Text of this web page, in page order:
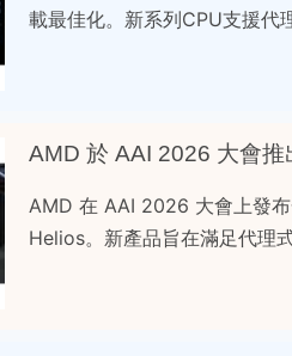
載最佳化。新系列CPU支援代
AMD 於 AAI 2026 大會
AMD 在 AAI 2026 大會上發
Helios。新產品旨在滿足代理